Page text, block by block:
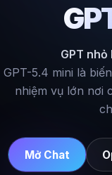
GPT
GPT-5.4 mini là
nhiệm vụ lớn nơi
Mở Chat